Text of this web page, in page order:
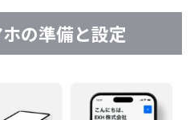
の準備と設定